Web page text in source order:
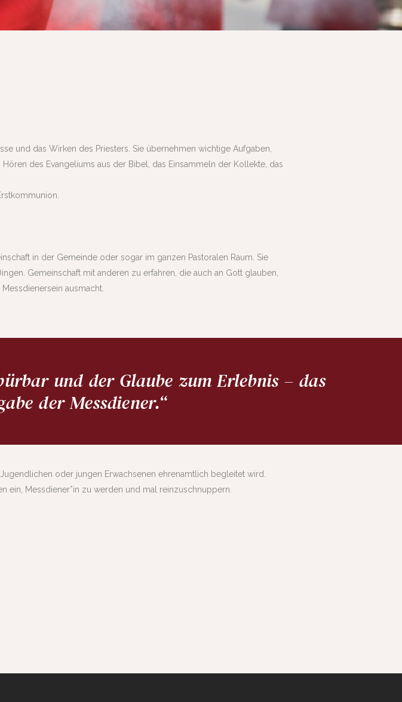
und das Wirken des Priesters. Sie übernehmen wichtige Aufgaben,
des Evangeliums aus der Bibel, das Einsammeln der Kollekte, das
in der Gemeinde oder sogar im ganzen Pastoralen Raum. Sie
Gemeinschaft mit anderen zu erfahren, die auch an Gott glauben,
ausmacht.
und der Glaube zum Erlebnis – das
der Messdiener.“
oder jungen Erwachsenen ehrenamtlich begleitet wird.
ein, Messdiener*in zu werden und mal reinzuschnuppern.